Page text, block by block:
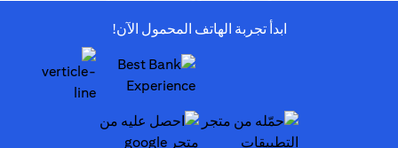
ابدأ تجربة الهاتف المحمول الآن!